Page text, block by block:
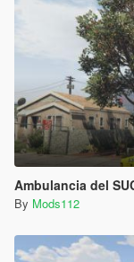
Ambulancia del
By Mods112